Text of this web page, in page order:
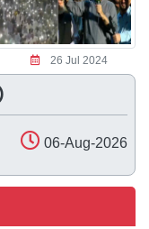
26 Jul 2024
06-Aug-2026